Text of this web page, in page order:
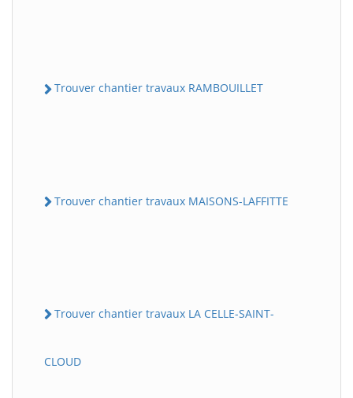
Trouver chantier travaux RAMBOUILLET
Trouver chantier travaux MAISONS-LAFFITTE
Trouver chantier travaux LA CELLE-SAINT-
CLOUD